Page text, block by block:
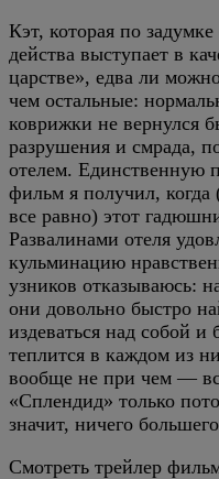
Кэт, которая по
действа выступает в
царстве», едва ли
чем остальные:
коврижки не вернулся
разрушения и смрада,
отелем. Единственную
фильм я получил, когда
все равно) этот
Развалинами отеля
кульминацию
узников отказываюсь:
они довольно быстро
издеваться над собой и
теплится в каждом из
вообще не при чем —
«Сплендид» только
значит, ничего
Смотреть трейлер